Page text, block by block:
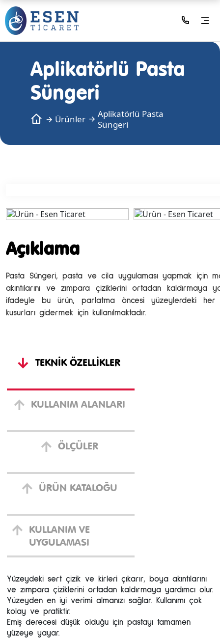
Aplikatörlü Pasta
Süngeri
Ürünler
Aplikatörlü Pasta
Süngeri
Açıklama
Pasta Süngeri, pasta ve cila uygulaması yapmak için
akıntılarını ve zımpara çiziklerini ortadan kaldırmaya
ifadeyle bu ürün, parlatma öncesi yüzeylerdeki
kusurları gidermek için kullanılmaktadır.
TEKNIK ÖZELLIKLER
KULLANIM ALANLARI
ÖLÇÜLER
ÜRÜN KATALOĞU
KULLANIM VE
UYGULAMASI
Yüzeydeki sert çizik ve kirleri çıkarır, boya akıntılarını
ve zımpara çiziklerini ortadan kaldırmaya yardımcı olur.
Yüzeyden en iyi verimi almanızı sağlar. Kullanımı çok
kolay ve pratiktir.
Emiş derecesi düşük olduğu için pastayı tamamen
yüzeye yayar.